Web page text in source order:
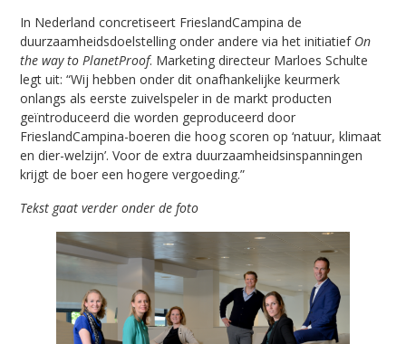
In Nederland concretiseert FrieslandCampina de
duurzaamheidsdoelstelling onder andere via het initiatief On
the way to PlanetProof. Marketing directeur Marloes Schulte
legt uit: “Wij hebben onder dit onafhankelijke keurmerk
onlangs als eerste zuivelspeler in de markt producten
geïntroduceerd die worden geproduceerd door
FrieslandCampina-boeren die hoog scoren op ‘natuur, klimaat
en dier-welzijn’. Voor de extra duurzaamheidsinspanningen
krijgt de boer een hogere vergoeding.”
Tekst gaat verder onder de foto